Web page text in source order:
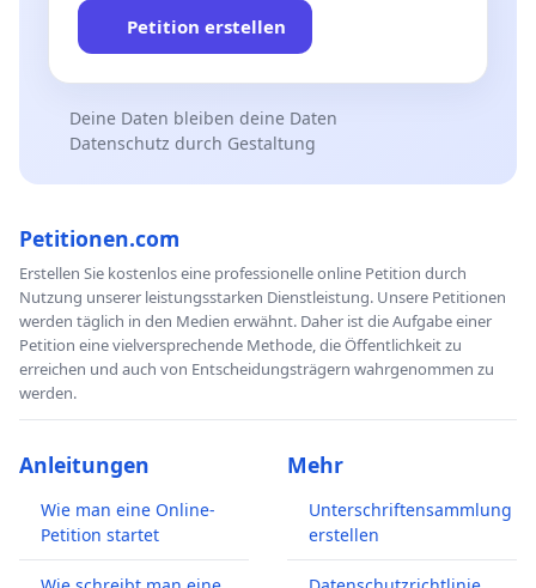
Petition erstellen
Deine Daten bleiben deine Daten
Datenschutz durch Gestaltung
Petitionen.com
Erstellen Sie kostenlos eine professionelle online Petition durch
Nutzung unserer leistungsstarken Dienstleistung. Unsere Petitionen
werden täglich in den Medien erwähnt. Daher ist die Aufgabe einer
Petition eine vielversprechende Methode, die Öffentlichkeit zu
erreichen und auch von Entscheidungsträgern wahrgenommen zu
werden.
Anleitungen
Wie man eine Online-
Petition startet
Mehr
Unterschriftensammlung
erstellen